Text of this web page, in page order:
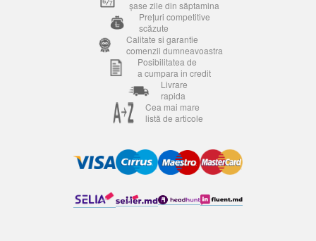
șase zile din săptamina
Prețuri competitive
scăzute
Calitate si garantie
comenzii dumneavoastra
Posibilitatea de
a cumpara in credit
Livrare
rapida
Cea mai mare
listă de articole